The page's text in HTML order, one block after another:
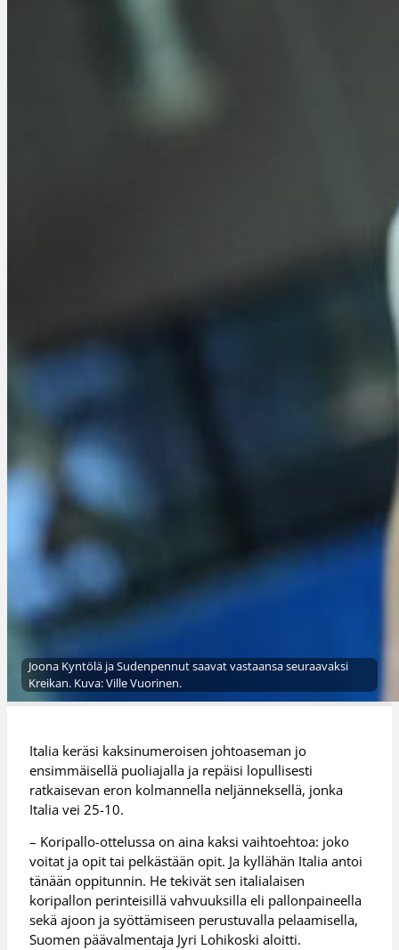
Joona Kyntölä ja Sudenpennut saavat vastaansa seuraavaksi
Kreikan. Kuva: Ville Vuorinen.
Italia keräsi kaksinumeroisen johtoaseman jo
ensimmäisellä puoliajalla ja repäisi lopullisesti
ratkaisevan eron kolmannella neljänneksellä, jonka
Italia vei 25-10.
– Koripallo-ottelussa on aina kaksi vaihtoehtoa: joko
voitat ja opit tai pelkästään opit. Ja kyllähän Italia antoi
tänään oppitunnin. He tekivät sen italialaisen
koripallon perinteisillä vahvuuksilla eli pallonpaineella
sekä ajoon ja syöttämiseen perustuvalla pelaamisella,
Suomen päävalmentaja Jyri Lohikoski aloitti.